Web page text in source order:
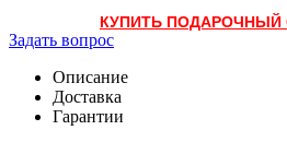
КУПИТЬ ПОДАРОЧНЫЙ
Задать вопрос
Описание
Доставка
Гарантии